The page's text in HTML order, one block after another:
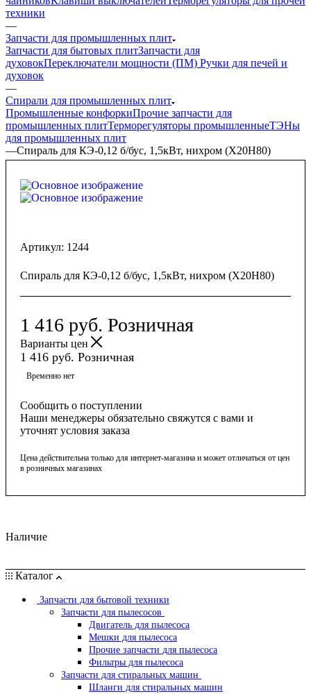
техники
—
Запчасти для промышленных плит
Запчасти для бытовых плитЗапчасти для
духовокПереключатели мощности (ПМ) Ручки для печей и
духовок
—
Спирали для промышленных плит
Промышленные конфоркиПрочие запчасти для
промышленных плитТерморегуляторы промышленныеТЭНы
для промышленных плит
—Спираль для КЭ-0,12 б/бус, 1,5кВт, нихром (Х20Н80)
Артикул: 1244
Спираль для КЭ-0,12 б/бус, 1,5кВт, нихром (Х20Н80)
1 416 руб. Розничная
Варианты цен
1 416 руб. Розничная
Временно нет
Сообщить о поступлении
Наши менеджеры обязательно свяжутся с вами и
уточнят условия заказа
Цена действительна только для интернет-магазина и может отличаться от цен
в розничных магазинах
Наличие
Каталог
Запчасти для бытовой техники
Запчасти для пылесосов
Двигатель для пылесоса
Мешки для пылесоса
Прочие запчасти для пылесоса
Фильтры для пылесоса
Запчасти для стиральных машин
Шланги для стиральных машин